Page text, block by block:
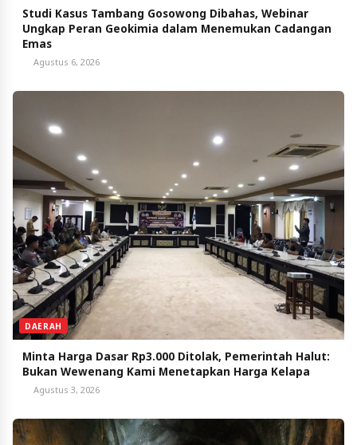
Studi Kasus Tambang Gosowong Dibahas, Webinar
Ungkap Peran Geokimia dalam Menemukan Cadangan
Emas
Agustus 6, 2026
DAERAH
Minta Harga Dasar Rp3.000 Ditolak, Pemerintah Halut:
Bukan Wewenang Kami Menetapkan Harga Kelapa
Agustus 3, 2026